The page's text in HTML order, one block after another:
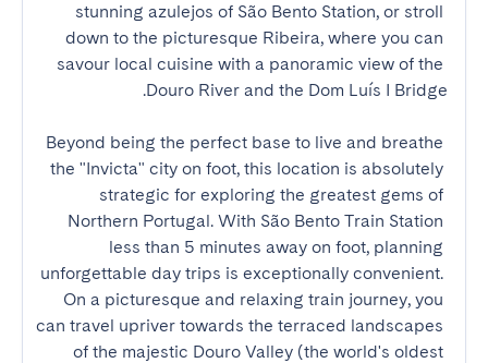
stunning azulejos of São Bento Station, or stroll
down to the picturesque Ribeira, where you can
savour local cuisine with a panoramic view of the
Beyond being the perfect base to live and breathe
the "Invicta" city on foot, this location is absolutely
strategic for exploring the greatest gems of
Northern Portugal. With São Bento Train Station
less than 5 minutes away on foot, planning
unforgettable day trips is exceptionally convenient.
On a picturesque and relaxing train journey, you
can travel upriver towards the terraced landscapes
of the majestic Douro Valley (the world's oldest